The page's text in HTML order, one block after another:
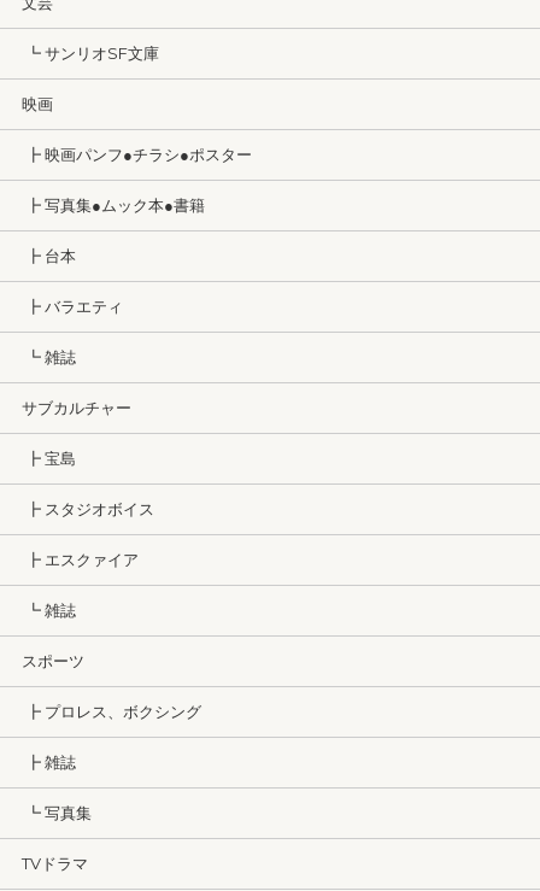
┗ サンリオSF文庫
映画
┣ 映画パンフ●チラシ●ポスター
┣ 写真集●ムック本●書籍
┣ 台本
┣ バラエティ
┗ 雑誌
サブカルチャー
┣ 宝島
┣ スタジオボイス
┣ エスクァイア
┗ 雑誌
スポーツ
┣ プロレス、ボクシング
┣ 雑誌
┗ 写真集
TVドラマ